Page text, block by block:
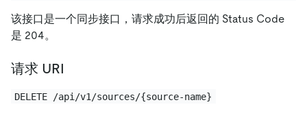
该接口是一个同步接口，请求成功后返回的 Status Code
是 204。
请求 URI
DELETE /api/v1/sources/{source-name}